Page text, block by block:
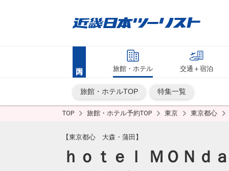
旅館・ホテル 交通＋宿泊
旅館・ホテルTOP 特集一覧
TOP 旅館・ホテル予約TOP 東京 東京都心
【東京都心 大森・蒲田】
ｈｏｔｅｌ ＭＯＮｄ